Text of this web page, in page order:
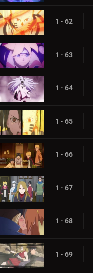
1 - 62
1 - 63
1 - 64
1 - 65
1 - 66
1 - 67
1 - 68
1 - 69